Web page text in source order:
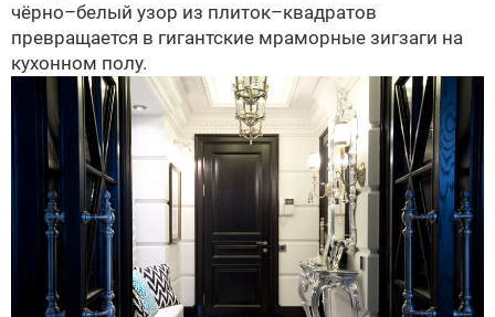
чёрно–белый узор из плиток–квадратов
превращается в гигантские мраморные зигзаги на
кухонном полу.